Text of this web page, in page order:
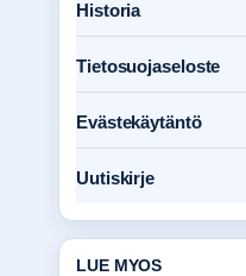
Historia
Tietosuojaseloste
Evästekäytäntö
Uutiskirje
LUE MYOS